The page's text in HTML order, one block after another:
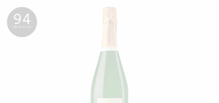
94
PETIT CLOS